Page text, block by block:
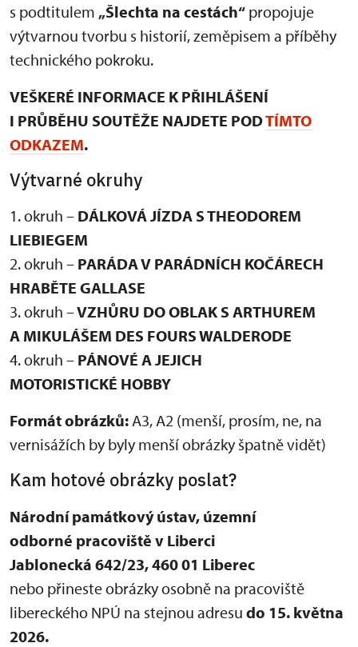
s podtitulem „Šlechta na cestách“ propojuje
výtvarnou tvorbu s historií, zeměpisem a příběhy
technického pokroku.
VEŠKERÉ INFORMACE K PŘIHLÁŠENÍ
I PRŮBĚHU SOUTĚŽE NAJDETE PODTÍMTO
ODKAZEM.
Výtvarné okruhy
1. okruh – DÁLKOVÁ JÍZDA S THEODOREM
LIEBIEGEM
2. okruh – PARÁDA V PARÁDNÍCH KOČÁRECH
HRABĚTE GALLASE
3. okruh –VZHŮRU DO OBLAK S ARTHUREM
A MIKULÁŠEM DES FOURS WALDERODE
4. okruh – PÁNOVÉ A JEJICH
MOTORISTICKÉ HOBBY
Formát obrázků:A3, A2 (menší, prosím, ne, na
vernisážích by byly menší obrázky špatně vidět)
Kam hotové obrázky poslat?
Národní památkový ústav, územní
odborné pracoviště v Liberci
Jablonecká 642/23, 460 01 Liberec
nebo přineste obrázky osobně na pracoviště
libereckého NPÚ na stejnou adresu do 15. května
2026.